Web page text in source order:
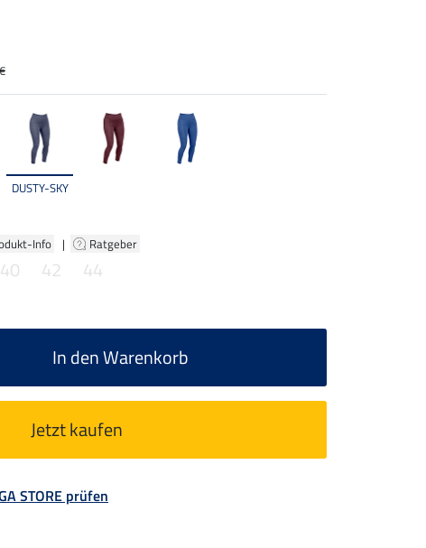
DUSTY-SKY
Info | Ratgeber
40 42 44
In den Warenkorb
Jetzt kaufen
STORE prüfen